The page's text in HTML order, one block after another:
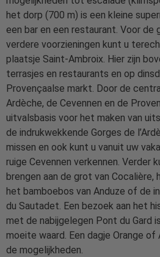
het dorp (700 m) is een kleine
een bar en een restaurant. Voor de
verdere voorzieningen kunt u
plaatsje Saint-Ambroix. Hier zijn
terrasjes en restaurants en op
Provençaalse markt. Door de
Ardèche, de Cevennen en de
uitvalsbasis voor het maken van
de indrukwekkende Gorges de
missen en ook kunt u vanuit uw
ruige Cevennen verkennen. Verder
brengen aan de grot van
het bamboebos van Anduze of de
du Sautadet. Een bezoek aan het
met de nabijgelegen Pont du Gard
moeite waard. Een dagje Orange
de mogelijkheden.